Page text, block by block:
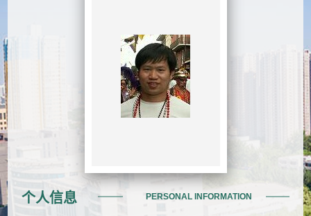
个人信息 PERSONAL INFORMATION